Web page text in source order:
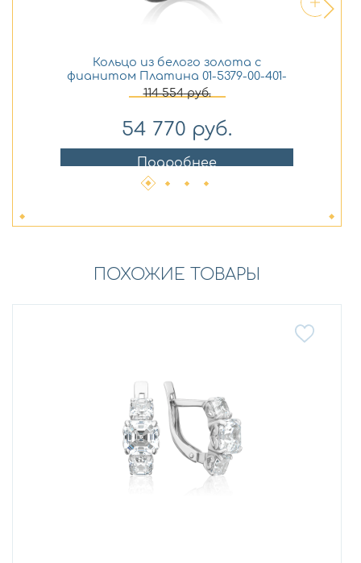
Кольцо из белого золота с
фианитом Платина 01-5379-00-401-
1120
114 554руб.
54 770 руб.
Подробнее
ПОХОЖИЕ ТОВАРЫ